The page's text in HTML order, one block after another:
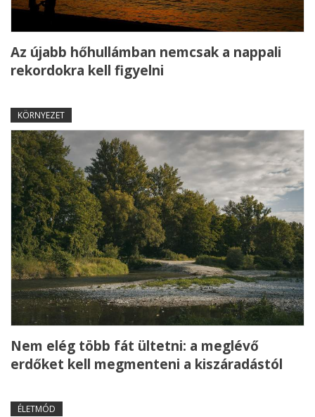
Az újabb hőhullámban nemcsak a nappali
rekordokra kell figyelni
KÖRNYEZET
Nem elég több fát ültetni: a meglévő
erdőket kell megmenteni a kiszáradástól
ÉLETMÓD